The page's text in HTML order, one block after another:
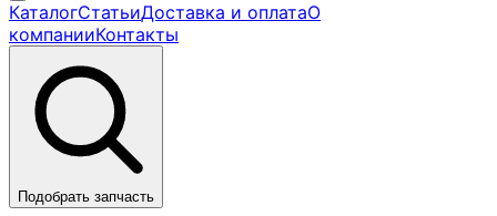
КаталогСтатьиДоставка и оплатаО
компанииКонтакты
Подобрать запчасть